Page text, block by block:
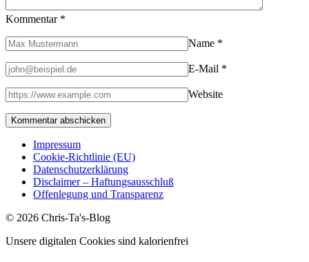
Kommentar *
Name *
E-Mail *
Website
Impressum
Cookie-Richtlinie (EU)
Datenschutzerklärung
Disclaimer – Haftungsausschluß
Offenlegung und Transparenz
© 2026 Chris-Ta's-Blog
Unsere digitalen Cookies sind kalorienfrei